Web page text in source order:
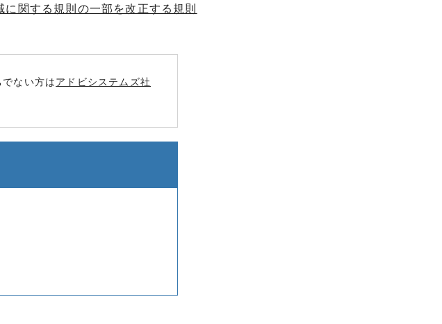
関する規則の一部を改正する規則
ない方はアドビシステムズ社